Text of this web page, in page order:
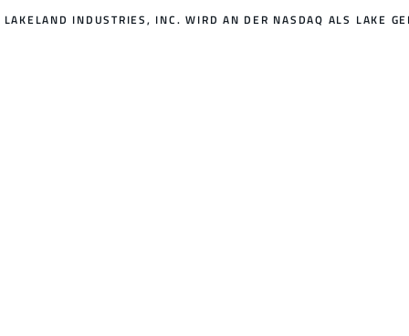
LAKELAND INDUSTRIES, INC. WIRD AN DER NASDAQ ALS LAKE